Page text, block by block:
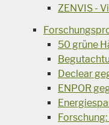
ZENVIS -
50 grüne
Declear
ENPOR